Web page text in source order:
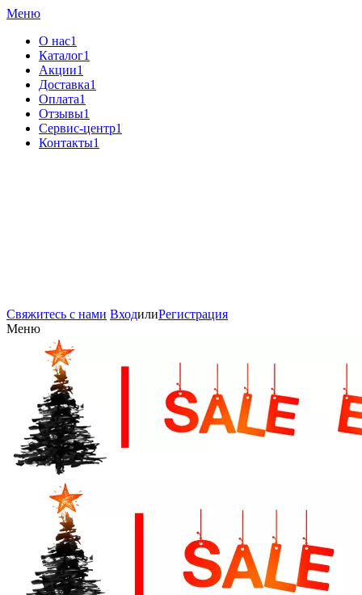
Меню
О нас1
Каталог1
Акции1
Доставка1
Оплата1
Отзывы1
Сервис-центр1
Контакты1
Свяжитесь с нами ВходилиРегистрация
Меню